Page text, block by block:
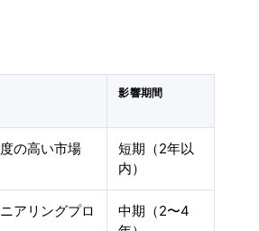
影響期間
の高い市場
短期（2年以
内）
アリングプロ
中期（2〜4